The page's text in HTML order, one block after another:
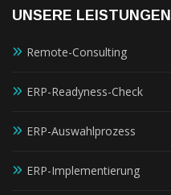
UNSERE LEISTUNGEN
Remote-Consulting
ERP-Readyness-Check
ERP-Auswahlprozess
ERP-Implementierung